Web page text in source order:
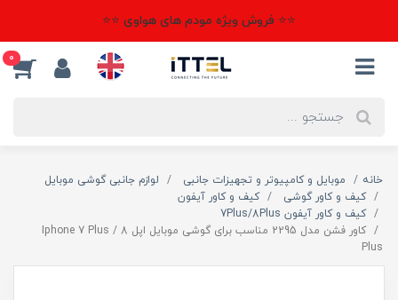
⭐⭐ فروش ویژه مودم های هواوی ⭐⭐
0
خانه موبایل و کامپیوتر و تجهیزات جانبی
لوازم جانبی گوشی موبایل
کیف و کاور گوشی
کیف و کاور آیفون
کیف و کاور آیفون 7Plus/8Plus
کاور فشن مدل 2295 مناسب برای گوشی موبایل اپل Iphone 7 Plus / 8
Plus